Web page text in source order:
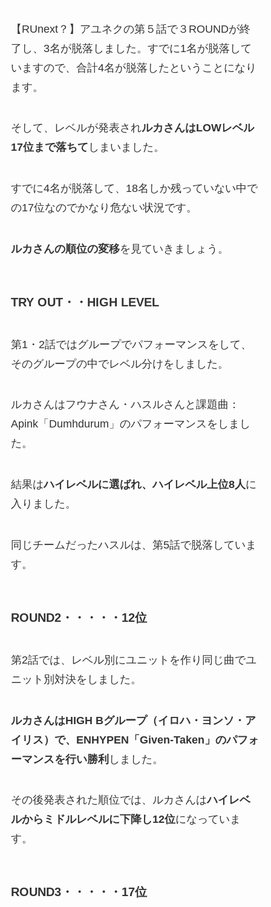
【RUnext？】アユネクの第５話で３ROUNDが終
了し、3名が脱落しました。すでに1名が脱落して
いますので、合計4名が脱落したということになり
ます。
そして、レベルが発表されルカさんはLOWレベル
17位まで落ちて しまいました。
すでに4名が脱落して、18名しか残っていない中で
の17位なのでかなり危ない状況です。
ルカさんの順位の変移を見ていきましょう。
TRY OUT・・HIGH LEVEL
第1・2話ではグループでパフォーマンスをして、
そのグループの中でレベル分けをしました。
ルカさんはフウナさん・ハスルさんと課題曲：
Apink「Dumhdurum」のパフォーマンスをしまし
た。
結果はハイレベルに選ばれ、ハイレベル上位8人に
入りました。
同じチームだったハスルは、第5話で脱落していま
す。
ROUND2・・・・・12位
第2話では、レベル別にユニットを作り同じ曲でユ
ニット別対決をしました。
ルカさんはHIGH Bグループ（イロハ・ヨンソ・ア
イリス）で、ENHYPEN「Given-Taken」のパフォ
ーマンスを行い勝利 しました。
その後発表された順位では、ルカさんはハイレベ
ルからミドルレベルに下降し12位になっていま
す。
ROUND3・・・・・17位